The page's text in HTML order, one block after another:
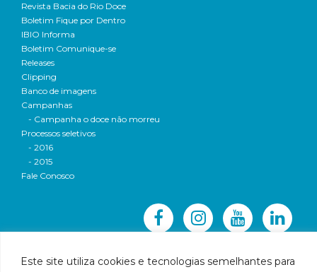
Este site utiliza cookies e tecnologias semelhantes para
Revista Bacia do Rio Doce
Boletim Fique por Dentro
IBIO Informa
Boletim Comunique-se
Releases
Clipping
Banco de imagens
Campanhas
- Campanha o doce não morreu
Processos seletivos
- 2016
- 2015
Fale Conosco